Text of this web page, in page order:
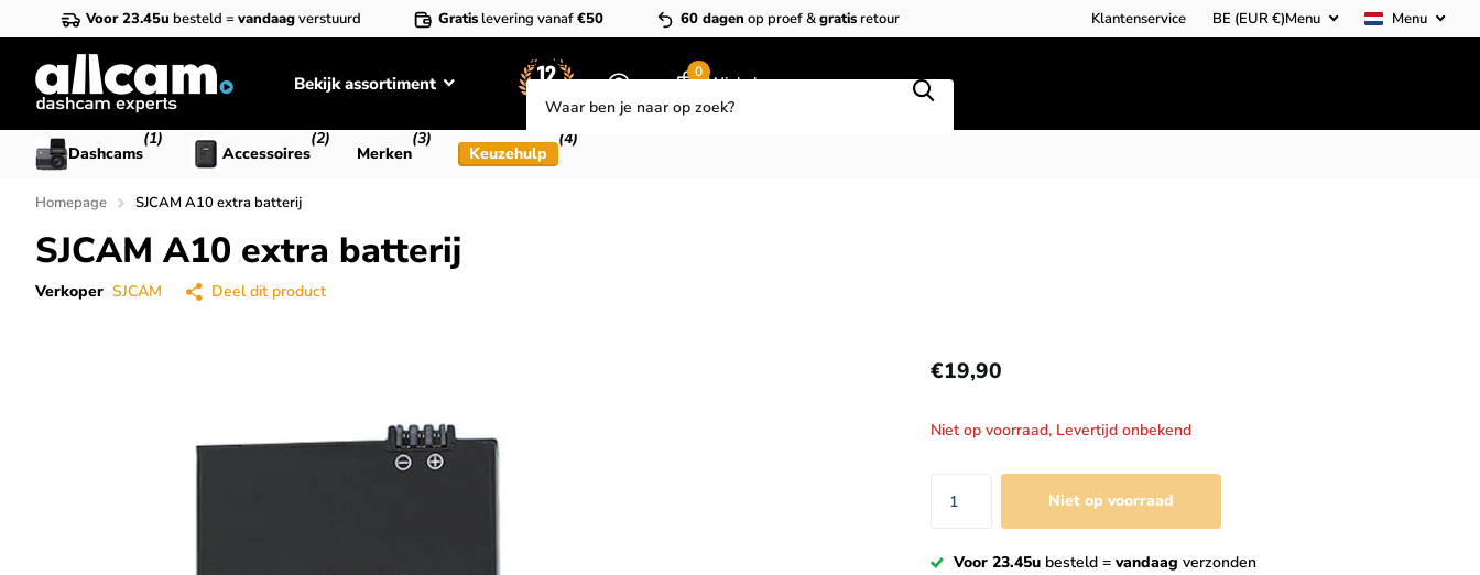
Voor 23.45u besteld = vandaagverstuurd Gratis levering vanaf€50 60 dagen op proef &gratis retour Klantenservice BE (EUR €)Menu Menu
Bekijk assortiment
Zoeken
0
Winkelwagen
Dashcams
(1)
Accessoires
(2)
Merken
(3)
Keuzehulp
(4)
Homepage SJCAM A10 extra batterij
SJCAM A10 extra batterij
Verkoper SJCAM Deel dit product
€19,90
Niet op voorraad, Levertijd onbekend
Niet op voorraad
Voor 23.45u besteld = vandaag verzonden